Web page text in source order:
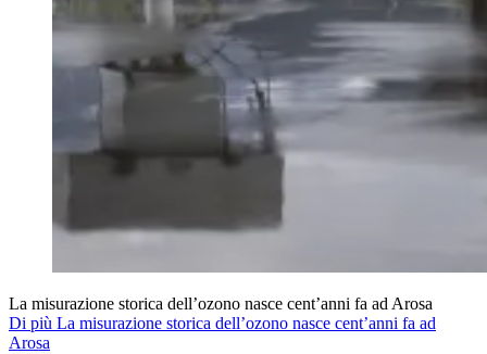
La misurazione storica dell’ozono nasce cent’anni fa ad Arosa
Di più La misurazione storica dell’ozono nasce cent’anni fa ad
Arosa